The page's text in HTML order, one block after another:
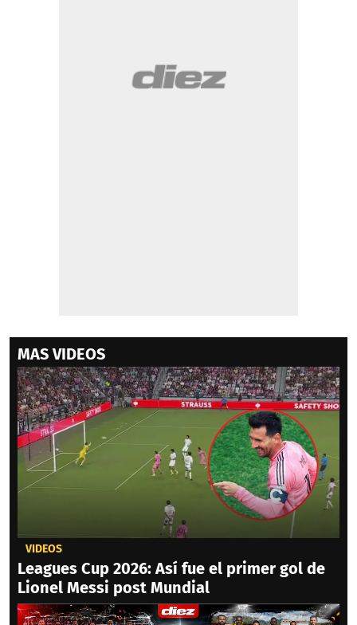
MAS VIDEOS
VIDEOS
Leagues Cup 2026: Así fue el primer gol de
Lionel Messi post Mundial